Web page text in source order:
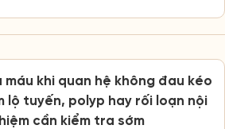
máu khi quan hệ không đau kéo
lộ tuyến, polyp hay rối loạn nội
cần kiểm tra sớm